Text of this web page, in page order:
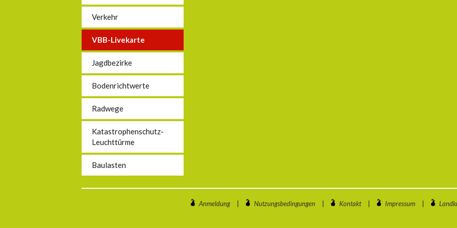
Verkehr
VBB-Livekarte
Jagdbezirke
Bodenrichtwerte
Radwege
Katastrophenschutz-
Leuchttürme
Baulasten
Anmeldung Nutzungsbedingungen Kontakt Impressum